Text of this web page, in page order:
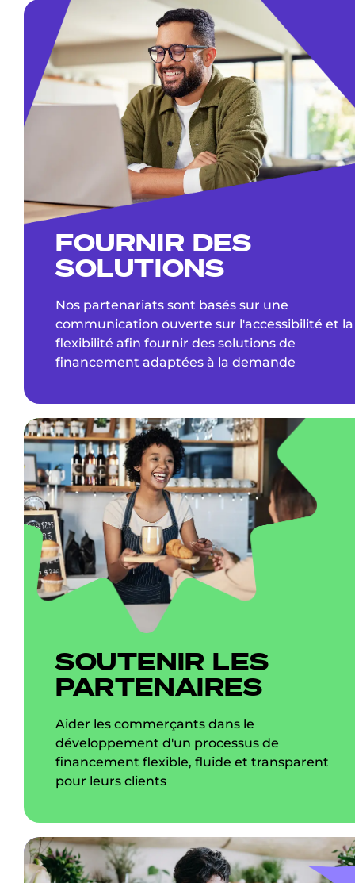
FOURNIR DES
SOLUTIONS
Nos partenariats sont basés sur une
communication ouverte sur l'accessibilité et la
flexibilité afin fournir des solutions de
financement adaptées à la demande
SOUTENIR LES
PARTENAIRES
Aider les commerçants dans le
développement d'un processus de
financement flexible, fluide et transparent
pour leurs clients